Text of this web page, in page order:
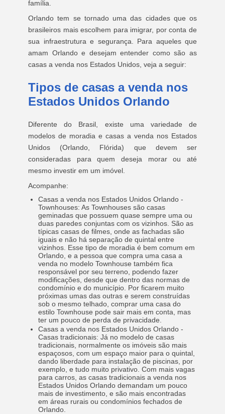
família.
Orlando tem se tornado uma das cidades que os
brasileiros mais escolhem para imigrar, por conta de
sua infraestrutura e segurança. Para aqueles que
amam Orlando e desejam entender como são as
casas a venda nos Estados Unidos, veja a seguir:
Tipos de casas a venda nos
Estados Unidos Orlando
Diferente do Brasil, existe uma variedade de
modelos de moradia e casas a venda nos Estados
Unidos (Orlando, Flórida) que devem ser
consideradas para quem deseja morar ou até
mesmo investir em um imóvel.
Acompanhe:
Casas a venda nos Estados Unidos Orlando -
Townhouses: As Townhouses são casas
geminadas que possuem quase sempre uma ou
duas paredes conjuntas com os vizinhos. São as
típicas casas de filmes, onde as fachadas são
iguais e não há separação de quintal entre
vizinhos. Esse tipo de moradia é bem comum em
Orlando, e a pessoa que compra uma casa a
venda no modelo Townhouse também fica
responsável por seu terreno, podendo fazer
modificações, desde que dentro das normas de
condomínio e do município. Por ficarem muito
próximas umas das outras e serem construídas
sob o mesmo telhado, comprar uma casa do
estilo Townhouse pode sair mais em conta, mas
ter um pouco de perda de privacidade.
Casas a venda nos Estados Unidos Orlando -
Casas tradicionais: Já no modelo de casas
tradicionais, normalmente os imóveis são mais
espaçosos, com um espaço maior para o quintal,
dando liberdade para instalação de piscinas, por
exemplo, e tudo muito privativo. Com mais vagas
para carros, as casas tradicionais a venda nos
Estados Unidos Orlando demandam um pouco
mais de investimento, e são mais encontradas
em áreas rurais ou condomínios fechados de
Orlando.